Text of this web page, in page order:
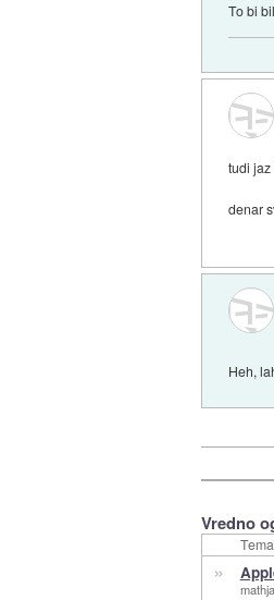
To bi
tudi jaz
denar
Heh,
Vredno
Tema
»